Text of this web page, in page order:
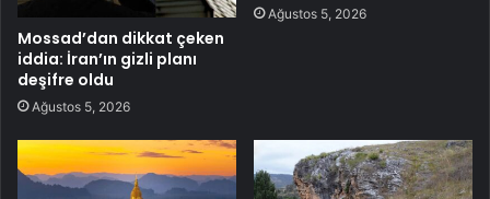
Mossad’dan dikkat çeken
iddia: İran’ın gizli planı
deşifre oldu
Ağustos 5, 2026
Ağustos 5, 2026